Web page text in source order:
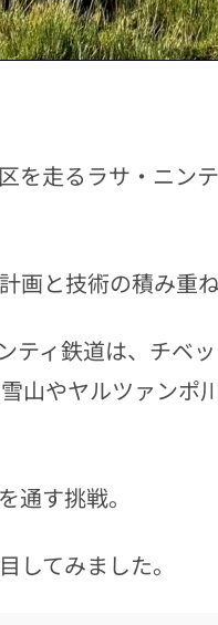
を走るラサ・ニン
画と技術の積み重
ティ鉄道は、チベ
山やヤルツァンポ
通す挑戦。
してみました。